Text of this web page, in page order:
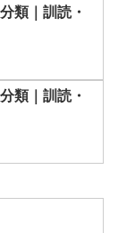
類｜訓読・
類｜訓読・